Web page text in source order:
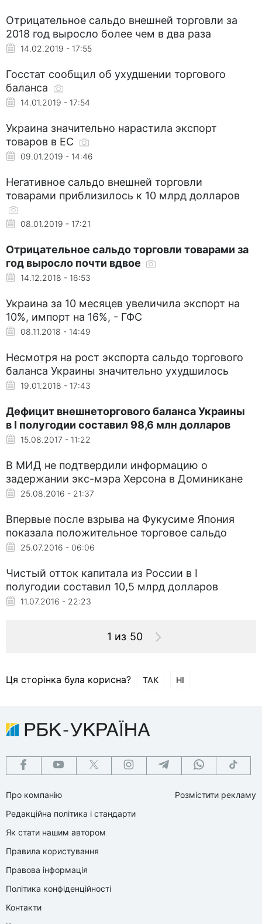
Отрицательное сальдо внешней торговли за
2018 год выросло более чем в два раза
14.02.2019 - 17:55
Госстат сообщил об ухудшении торгового
баланса
14.01.2019 - 17:54
Украина значительно нарастила экспорт
товаров в ЕС
09.01.2019 - 14:46
Негативное сальдо внешней торговли
товарами приблизилось к 10 млрд долларов
08.01.2019 - 17:21
Отрицательное сальдо торговли товарами за
год выросло почти вдвое
14.12.2018 - 16:53
Украина за 10 месяцев увеличила экспорт на
10%, импорт на 16%, - ГФС
08.11.2018 - 14:49
Несмотря на рост экспорта сальдо торгового
баланса Украины значительно ухудшилось
19.01.2018 - 17:43
Дефицит внешнеторгового баланса Украины
в I полугодии составил 98,6 млн долларов
15.08.2017 - 11:22
В МИД не подтвердили информацию о
задержании экс-мэра Херсона в Доминикане
25.08.2016 - 21:37
Впервые после взрыва на Фукусиме Япония
показала положительное торговое сальдо
25.07.2016 - 06:06
Чистый отток капитала из России в I
полугодии составил 10,5 млрд долларов
11.07.2016 - 22:23
1 из 50
Ця сторінка була корисна? ТАК НІ
Про компанію
Редакційна політика і стандарти
Як стати нашим автором
Правила користування
Правова інформація
Політика конфіденційності
Контакти
Розмістити рекламу